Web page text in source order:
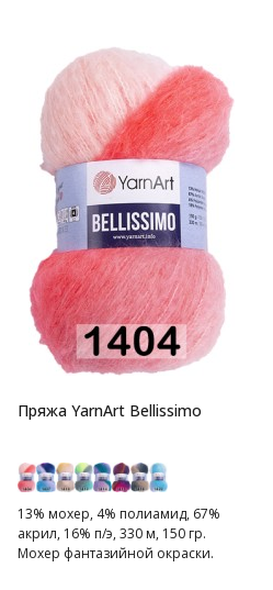
Пряжа YarnArt Bellissimo
13% мохер, 4% полиамид, 67%
акрил, 16% п/э, 330 м, 150 гр.
Мохер фантазийной окраски.